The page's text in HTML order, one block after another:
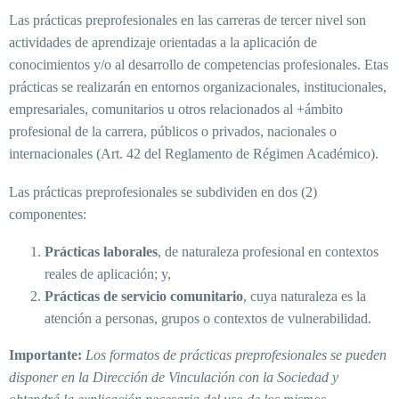
Las prácticas preprofesionales en las carreras de tercer nivel son
actividades de aprendizaje orientadas a la aplicación de
conocimientos y/o al desarrollo de competencias profesionales. Etas
prácticas se realizarán en entornos organizacionales, institucionales,
empresariales, comunitarios u otros relacionados al +ámbito
profesional de la carrera, públicos o privados, nacionales o
internacionales (Art. 42 del Reglamento de Régimen Académico).
Las prácticas preprofesionales se subdividen en dos (2)
componentes:
Prácticas laborales, de naturaleza profesional en contextos
reales de aplicación; y,
Prácticas de servicio comunitario, cuya naturaleza es la
atención a personas, grupos o contextos de vulnerabilidad.
Importante: Los formatos de prácticas preprofesionales se pueden
disponer en la Dirección de Vinculación con la Sociedad y